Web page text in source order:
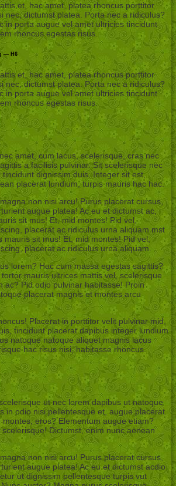
et, hac amet, platea rhoncus porttitor
nec, dictumst platea. Porta nec a ridiculus?
in porta augue vel amet ultricies tincidunt
rhoncus egestas risus.
— H6
et, hac amet, platea rhoncus porttitor
nec, dictumst platea. Porta nec a ridiculus?
in porta augue vel amet ultricies tincidunt
rhoncus egestas risus.
amet, cum lacus, scelerisque, cras nec
a facilisis pulvinar. Sit scelerisque nec
dignissim duis. Integer sit est,
placerat lundium, turpis mauris hac hac.
non nisi arcu! Purus placerat cursus,
augue platea! Ac eu et dictumst ac,
sit mus! Et, mid montes! Pid vel,
placerat ac ridiculus urna aliquam mst
mauris sit mus! Et, mid montes! Pid vel,
placerat ac ridiculus urna aliquam.
lorem? Hac cum massa egestas sagittis?
mauris ultrices mattis vel, scelerisque
ac? Pid odio pulvinar habitasse! Proin
placerat magnis et montes arcu
Placerat in porttitor velit pulvinar mid,
tincidunt placerat dapibus integer lundium
natoque natoque aliquet magnis lacus
hac risus nisi, habitasse rhoncus.
ut nec lorem dapibus ut natoque
in odio nisi pellentesque et, augue placerat
eros? Elementum augue etiam?
Dictumst, enim nunc aenean
non nisi arcu! Purus placerat cursus,
augue platea! Ac eu et dictumst acdio
ut dignissim pellentesque turpis vut